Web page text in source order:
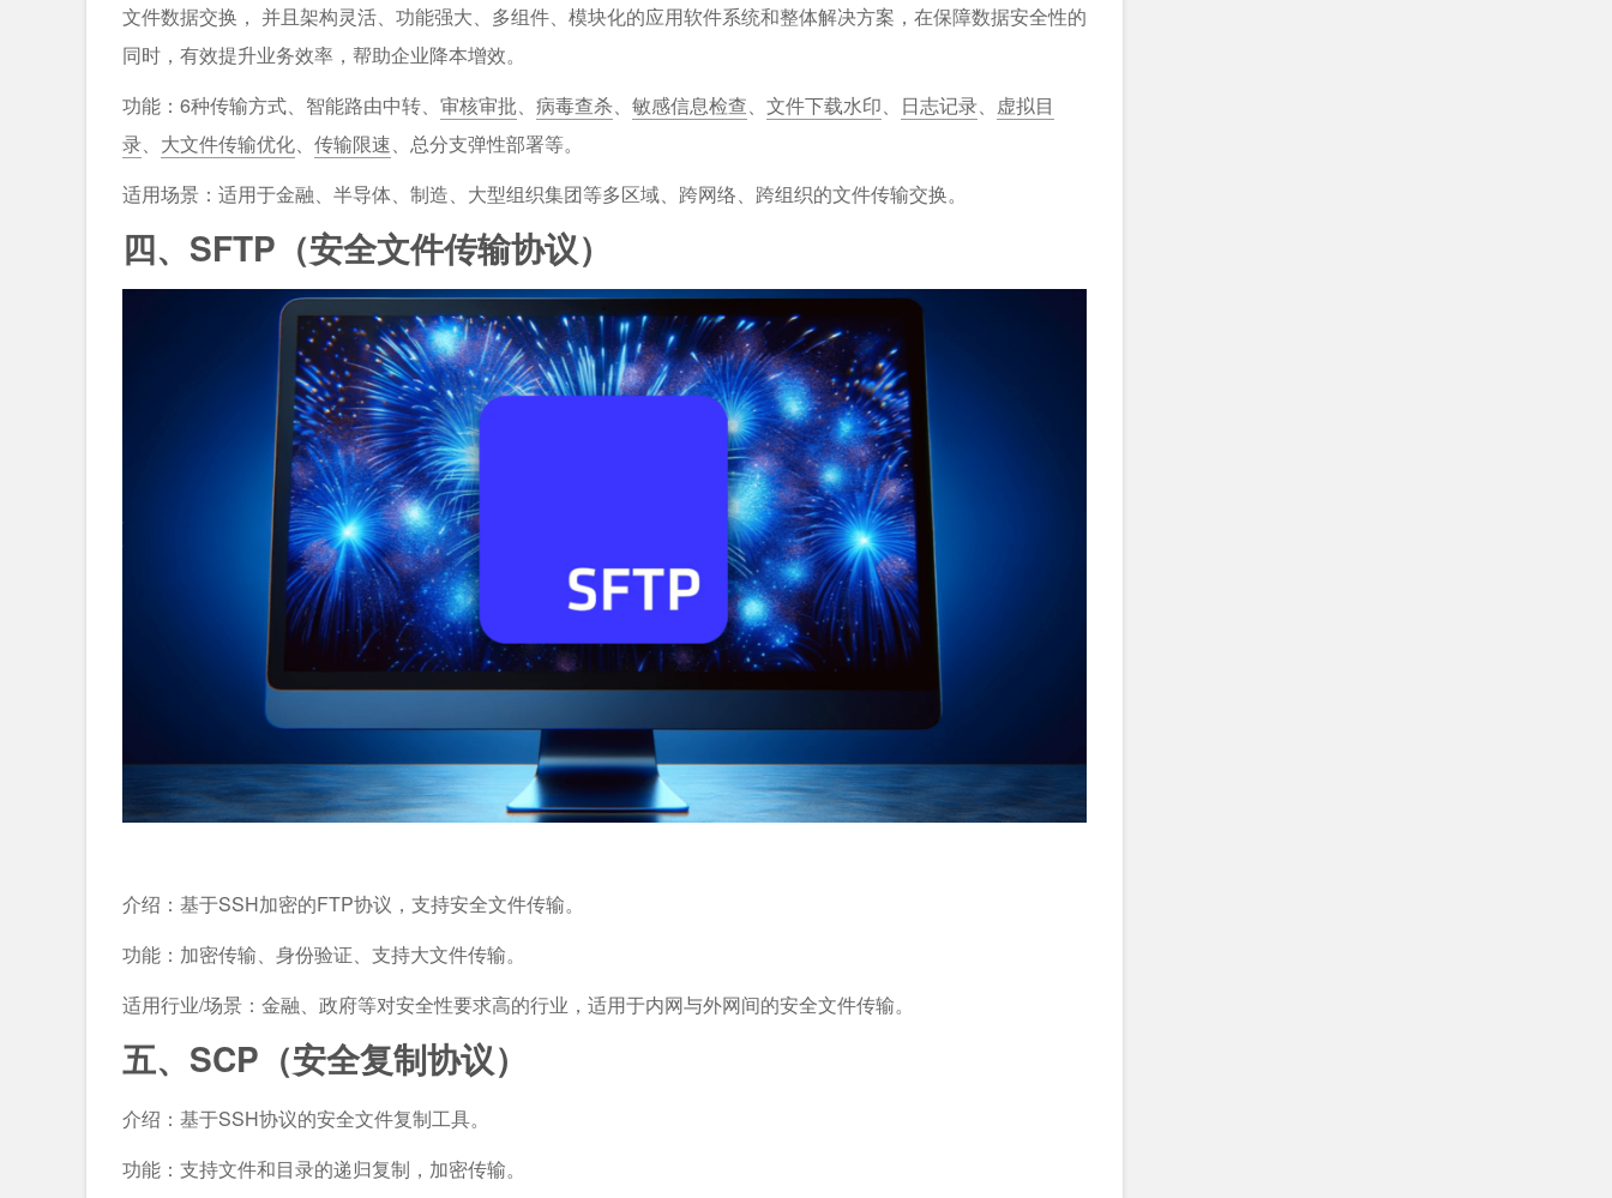
文件数据交换， 并且架构灵活、功能强大、多组件、模块化的应用软件系统和整体解决方案，在保障数据安全性的
同时，有效提升业务效率，帮助企业降本增效。
功能：6种传输方式、智能路由中转、 审核审批 病毒查杀 敏感信息检查 文件下载水印 日志记录
虚拟目
录
大文件传输优化 传输限速 、总分支弹性部署等。
适用场景：适用于金融、半导体、制造、大型组织集团等多区域、跨网络、跨组织的文件传输交换。
四、SFTP（安全文件传输协议）
介绍：基于SSH加密的FTP协议，支持安全文件传输。
功能：加密传输、身份验证、支持大文件传输。
适用行业/场景：金融、政府等对安全性要求高的行业，适用于内网与外网间的安全文件传输。
五、SCP（安全复制协议）
介绍：基于SSH协议的安全文件复制工具。
功能：支持文件和目录的递归复制，加密传输。